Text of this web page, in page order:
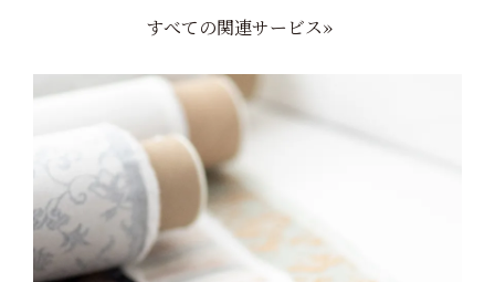
すべての関連サービス»